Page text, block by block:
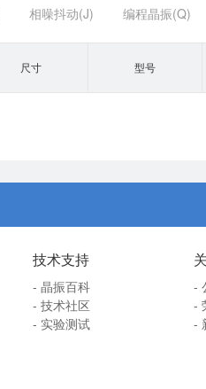
相噪抖动(J) 编程晶振(Q)
尺寸 型号
技术支持
- 晶振百科
- 技术社区
- 实验测试
-
-
-